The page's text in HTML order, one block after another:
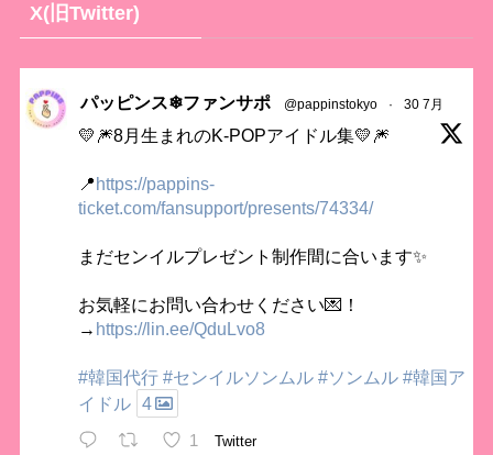
X(旧Twitter)
パッピンス❄ファンサポ @pappinstokyo · 30 7月
💛🎆8月生まれのK-POPアイドル集💛🎆
📍https://pappins-
ticket.com/fansupport/presents/74334/
まだセンイルプレゼント制作間に合います✨
お気軽にお問い合わせください💌！
→ https://lin.ee/QduLvo8
#韓国代行 #センイルソンムル #ソンムル #韓国ア
イドル 4
1 Twitter